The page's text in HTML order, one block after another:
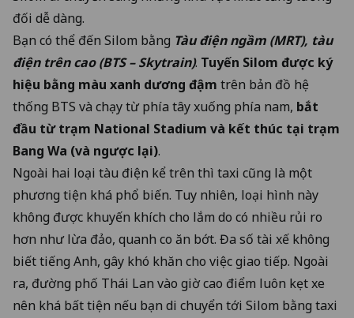
đối dễ dàng.
Bạn có thể đến Silom bằng Tàu điện ngầm (MRT), tàu
điện trên cao (BTS – Skytrain). Tuyến Silom được ký
hiệu bằng màu xanh dương đậm trên bản đồ hệ
thống BTS và chạy từ phía tây xuống phía nam, bắt
đầu từ trạm National Stadium và kết thúc tại trạm
Bang Wa (và ngược lại).
Ngoài hai loại tàu điện kể trên thì taxi cũng là một
phương tiện khá phổ biến. Tuy nhiên, loại hình này
không được khuyến khích cho lắm do có nhiều rủi ro
hơn như lừa đảo, quanh co ăn bớt. Đa số tài xế không
biết tiếng Anh, gây khó khăn cho việc giao tiếp. Ngoài
ra, đường phố Thái Lan vào giờ cao điểm luôn kẹt xe
nên khá bất tiện nếu bạn di chuyển tới Silom bằng taxi